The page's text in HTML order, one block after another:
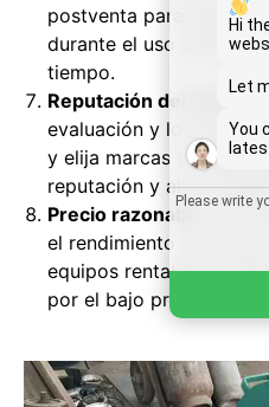
postventa para
durante el uso del
tiempo.
Reputación del
evaluación y los
y elija marcas y
reputación y alta
Precio razonable.
el rendimiento y el
equipos rentables y
por el bajo precio.
Hi
Let
You